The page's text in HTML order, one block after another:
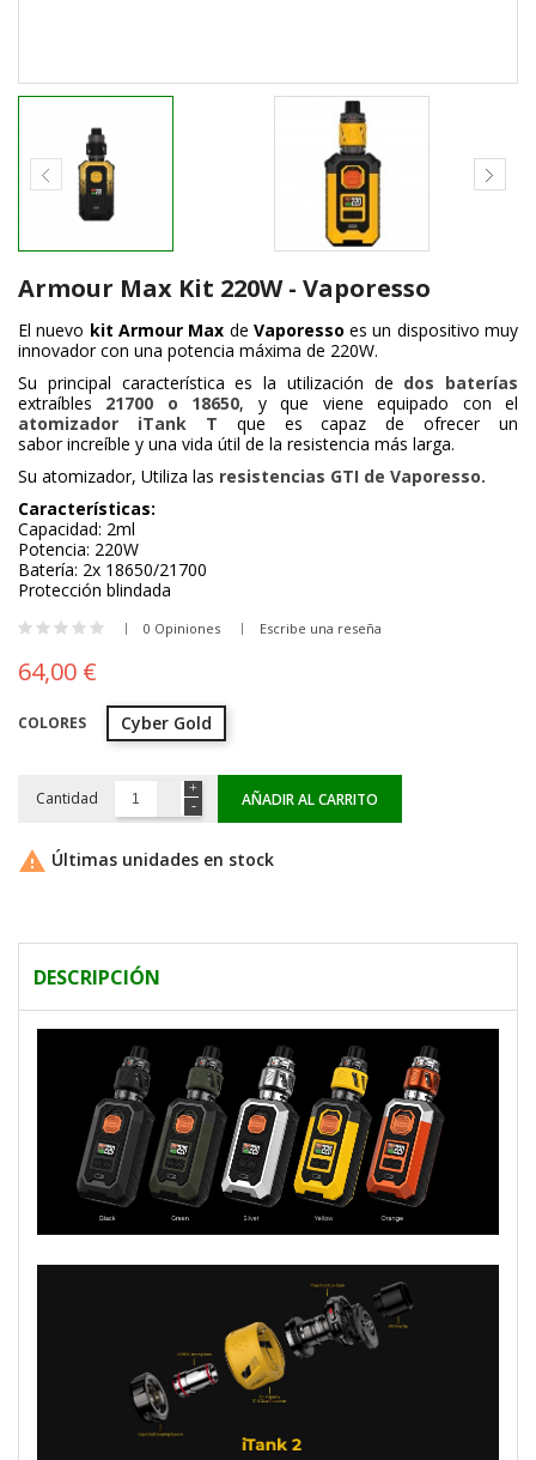
Armour Max Kit 220W - Vaporesso
El nuevo kit Armour Max de Vaporesso es un dispositivo muy
innovador con una potencia máxima de 220W.
Su principal característica es la utilización de dos baterías
extraíbles 21700 o 18650, y que viene equipado con el
atomizador iTank T que es capaz de ofrecer un
sabor increíble y una vida útil de la resistencia más larga.
Su atomizador, Utiliza las resistencias GTI de Vaporesso.
Características:
Capacidad: 2ml
Potencia: 220W
Batería: 2x 18650/21700
Protección blindada
0 Opiniones Escribe una reseña
64,00 €
COLORES Cyber Gold
Cantidad AÑADIR AL CARRITO
 Últimas unidades en stock
DESCRIPCIÓN